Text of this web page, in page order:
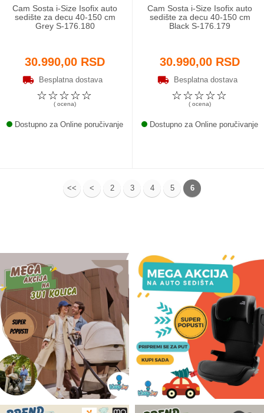
Cam Sosta i-Size Isofix auto
sedište za decu 40-150 cm
Grey S-176.180
30.990,00 RSD
Besplatna dostava
☆
☆
☆
☆
☆
( ocena)
Dostupno za Online poručivanje
Cam Sosta i-Size Isofix auto
sedište za decu 40-150 cm
Black S-176.179
30.990,00 RSD
Besplatna dostava
☆
☆
☆
☆
☆
( ocena)
Dostupno za Online poručivanje
<< < 2 3 4 5 6